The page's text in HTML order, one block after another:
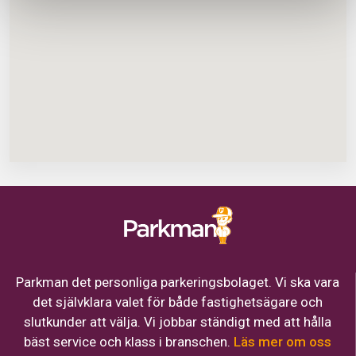
Parkman det personliga parkeringsbolaget. Vi ska vara
det självklara valet för både fastighetsägare och
slutkunder att välja. Vi jobbar ständigt med att hålla
bäst service och klass i branschen. Läs mer om oss